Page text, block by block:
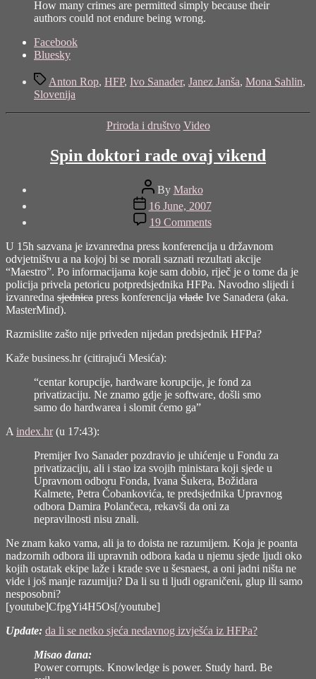
How many crimes are permitted simply because their
authors could not endure being wrong.
Share
"Kada
pljušti"
Facebook
Bluesky
TagsAnton Rop, HFP, Ivo Sanader, Janez Janša, Mona Sahlin,
Slovenija
Categories
Priroda i društvo Video
Spin doktori rade ovaj vikend
Post
author
By Marko
Post
date
16 June, 2007
19 Commentson
Spin
doktori
rade
ovaj
vikend
U 15h sazvana je izvanredna press konferencija u državnom
odvjetništvu a na kojoj bi se morali saznati rezultati akcije
“Maestro”. Po informacijama koje sam dobio, riječ je o tome da je
policija privela petoricu potpredsjednika HFPa. Navodno slijedi i
izvanredna sjednica press konferencija vlade Ive Sanadera (aka.
MasterMind).
Razmislite zašto nije priveden nijedan predsjednik HFPa?
Kaže business.hr(citirajući Mesića):
“centar korupcije, hardware korupcije, je fond za
privatizaciju. Ne znamo gdje je software, došli smo
samo do hardwarea i slomit ćemo ga”
A index.hr(u 17:43):
Premijer Ivo Sanader pozdravio je uhićenje u Fondu za
privatizaciju, ali i stao iza svojih ministara koji sjede u
Upravnom odboru Fonda, Ivana Šukera, Božidara
Kalmete, Petra Čobankovića, te predsjednika Upravnog
odbora Damira Polančeca, rekavši da oni za
nepravilnosti nisu znali.
Ne znam kako vama, ali ja to doista ne razumijem. Koja je poanta
nadzornih odbora ili upravnih odbora kada u njemu sjede ljudi oko
kojih ostatak ekipe laže i krade sve u šesnaest, a oni jadni ništa ne
vide i još manje razumiju? Da li su ti ljudi ograničeni, glup ili samo
nesposobni?
[youtube]CfpgYi4H5Os[/youtube]
Update: da li se netko sjeća nedavnog izvješća iz HFPa?
Misao dana:
Power corrupts. Knowledge is power. Study hard. Be